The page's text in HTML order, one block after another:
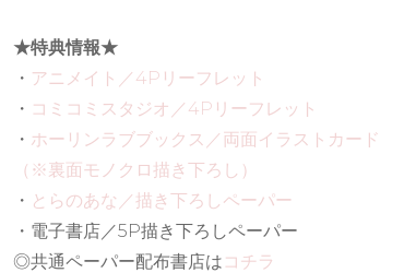
★特典情報★
・ アニメイト／4Pリーフレット
・ コミコミスタジオ／4Pリーフレット
・ ホーリンラブブックス／両面イラストカード
（※裏面モノクロ描き下ろし）
・ とらのあな／描き下ろしペーパー
・電子書店／5P描き下ろしペーパー
◎共通ペーパー配布書店は コチラ